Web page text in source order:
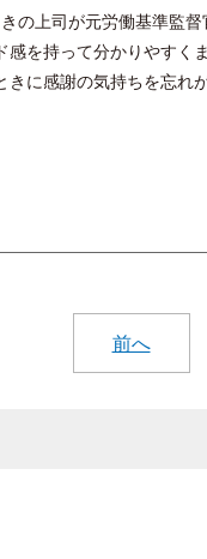
の上司が元労働基準監
感を持って分かりやすく
きに感謝の気持ちを忘れ
前へ